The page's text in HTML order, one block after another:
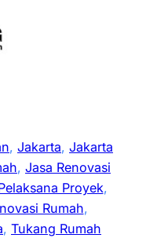
, Jakarta, Jakarta
, Jasa Renovasi
Proyek
Rumah
, Tukang Rumah